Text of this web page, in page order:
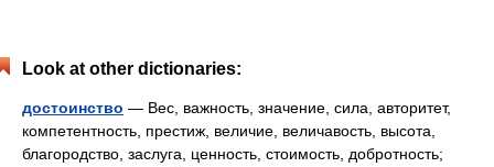
Look at other dictionaries:
достоинство — Вес, важность, значение, сила, авторитет,
компетентность, престиж, величие, величавость, высота,
благородство, заслуга, ценность, стоимость, добротность;